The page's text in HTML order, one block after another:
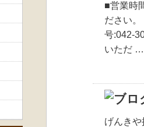
■営業時
ださい
号:042-
いただ
げんき